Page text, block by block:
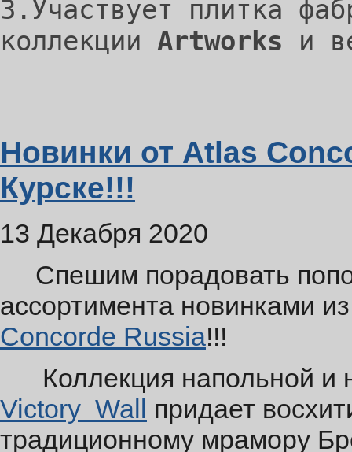
3.Участвует плитка
коллекции Artworks и
Новинки от Atlas
Курске!!!
13 Декабря 2020
Спешим порадовать
ассортимента новинками
Concorde Russia!!!
Коллекция напольной и
Victory Wall придает
традиционному мрамору